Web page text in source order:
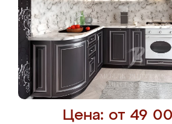
Цена: от 49